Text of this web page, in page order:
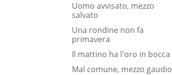
Uomo avvisato, mezzo
salvato
Una rondine non fa
primavera
Il mattino ha l'oro in bocca
Mal comune, mezzo gaudio